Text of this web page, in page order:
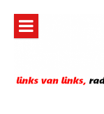
inhoud